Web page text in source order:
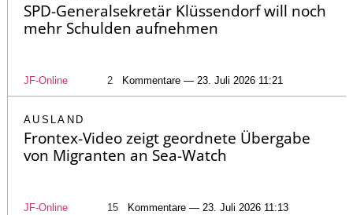
SPD-Generalsekretär Klüssendorf will noch
mehr Schulden aufnehmen
JF-Online 2 Kommentare — 23. Juli 2026 11:21
AUSLAND
Frontex-Video zeigt geordnete Übergabe
von Migranten an Sea-Watch
JF-Online 15 Kommentare — 23. Juli 2026 11:13